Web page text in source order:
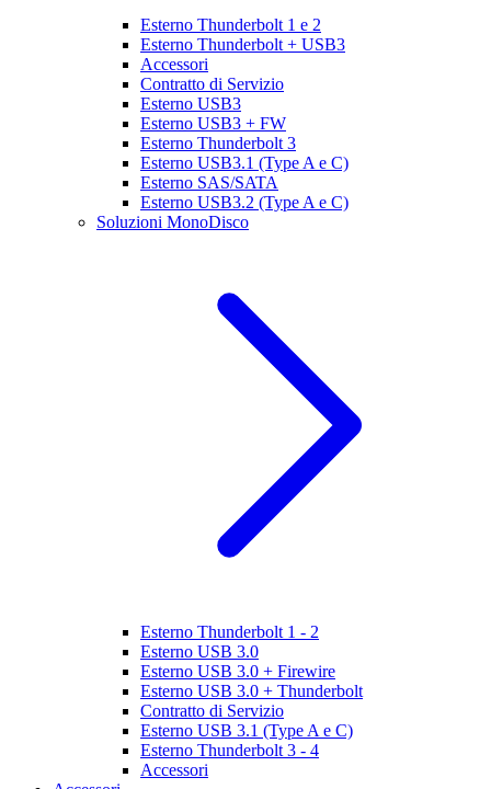
Esterno Thunderbolt 1 e 2
Esterno Thunderbolt + USB3
Accessori
Contratto di Servizio
Esterno USB3
Esterno USB3 + FW
Esterno Thunderbolt 3
Esterno USB3.1 (Type A e C)
Esterno SAS/SATA
Esterno USB3.2 (Type A e C)
Soluzioni MonoDisco
Esterno Thunderbolt 1 - 2
Esterno USB 3.0
Esterno USB 3.0 + Firewire
Esterno USB 3.0 + Thunderbolt
Contratto di Servizio
Esterno USB 3.1 (Type A e C)
Esterno Thunderbolt 3 - 4
Accessori